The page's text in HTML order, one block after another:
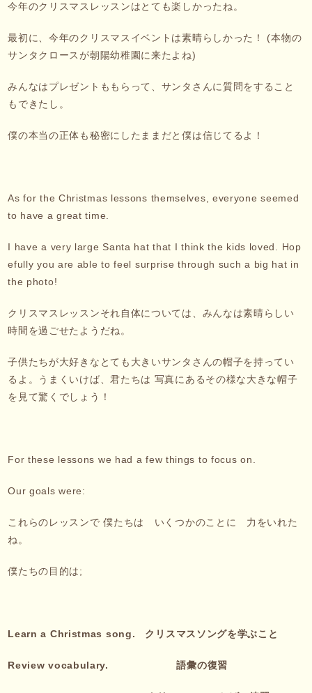
今年のクリスマスレッスンはとても楽しかったね。
最初に、今年のクリスマスイベントは素晴らしかった！ (本物の
サンタクロースが朝陽幼稚園に来たよね)
みんなはプレゼントももらって、サンタさんに質問をすること
もできたし。
僕の本当の正体も秘密にしたままだと僕は信じてるよ！
As for the Christmas lessons themselves, everyone seemed
to have a great time.
I have a very large Santa hat that I think the kids loved. Hop
efully you are able to feel surprise through such a big hat in
the photo!
クリスマスレッスンそれ自体については、みんなは素晴らしい
時間を過ごせたようだね。
子供たちが大好きなとても大きいサンタさんの帽子を持ってい
るよ。うまくいけば、君たちは 写真にあるその様な大きな帽子
を見て驚くでしょう！
For these lessons we had a few things to focus on.
Our goals were:
これらのレッスンで 僕たちは いくつかのことに 力をいれた
ね。
僕たちの目的は;
Learn a Christmas song. クリスマスソングを学ぶこと
Review vocabulary. 語彙の復習